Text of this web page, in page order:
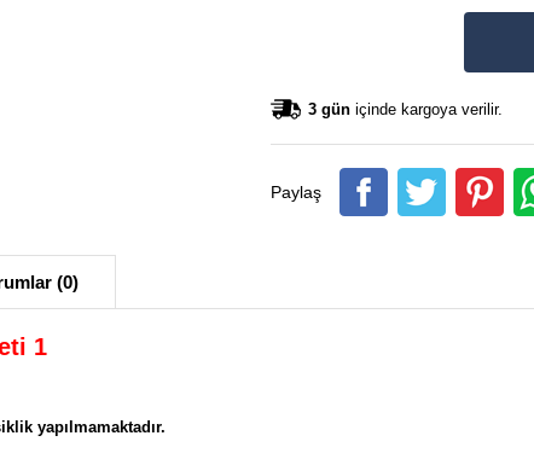
3 gün içinde kargoya verilir.
Paylaş
(0)
1
yapılmamaktadır.